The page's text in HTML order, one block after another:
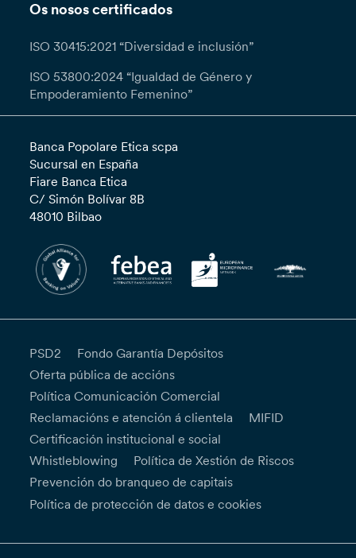
Os nosos certificados
ISO 30415:2021 “Diversidad e inclusión”
ISO 53800:2024 “Igualdad de Género y
Empoderamiento Femenino”
Banca Popolare Etica scpa
Sucursal en España
Fiare Banca Etica
C/ Simón Bolívar 8B
48010 Bilbao
PSD2
Fondo Garantía Depósitos
Oferta pública de accións
Política Comunicación Comercial
Reclamacións e atención á clientela
MIFID
Certificación institucional e social
Whistleblowing
Política de Xestión de Riscos
Prevención do branqueo de capitais
Política de protección de datos e cookies